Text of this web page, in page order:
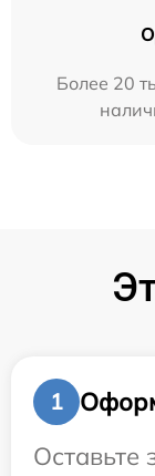
Более 20
1
Оставьте